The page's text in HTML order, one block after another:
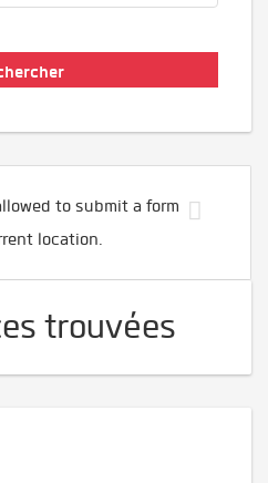
to submit a form
location.
trouvées